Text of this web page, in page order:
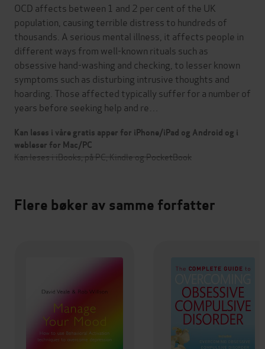
OCD affects between 1 and 2 per cent of the UK
population, causing terrible distress to hundreds of
thousands. A serious mental illness, it affects people in
different ways from well-known rituals such as
obsessive hand-washing and checking, to lesser known
symptoms such as disturbing intrusive thoughts and
hoarding. Those affected typically suffer for a number of
years before seeking help and re…
Kan leses i våre gratis apper for iPhone/iPad og Android og i
webleser for Mac/PC
Kan leses i iBooks, på PC, Kindle og PocketBook
Flere bøker av samme forfatter